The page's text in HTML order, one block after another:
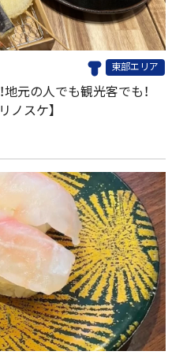
東部エリア
地元の人でも観光客でも！
ノスケ】